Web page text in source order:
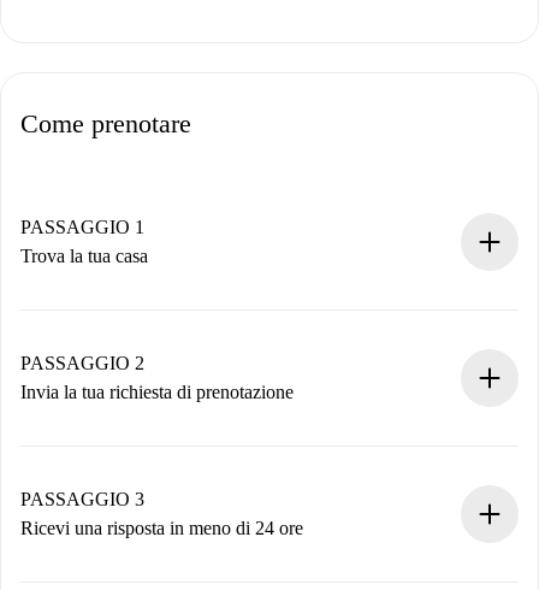
Come prenotare
PASSAGGIO 1
Trova la tua casa
Hai tutte le informazioni necessarie in anticipo.
PASSAGGIO 2
Invia la tua richiesta di prenotazione
non accetta.
PASSAGGIO 3
Ricevi una risposta in meno di 24 ore